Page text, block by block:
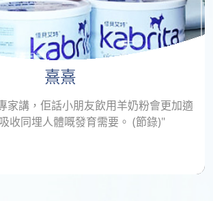
熹熹
家講，佢話小朋友飲用羊奶粉會更加適
收同埋人體嘅發育需要。 (節錄)"